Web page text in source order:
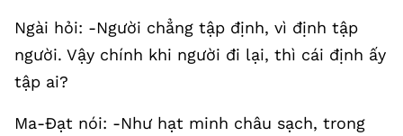
Ngài hỏi: -Người chẳng tập định, vì định tập
người. Vậy chính khi người đi lại, thì cái định ấy
tập ai?
Ma-Đạt nói: -Như hạt minh châu sạch, trong